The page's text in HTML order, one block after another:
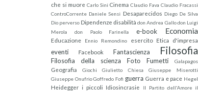
che si muore Carlo Sini Cinema Claudio Fava Claudio Fracassi
ControCorrente Daniele Sensi Desaparecidos Diego De Silva
Dio perverso Dipendenze disabilità don Andrea Gallo don Luigi
Merola
don Paolo Farinella e-book Economia
Educazione Ennio Remondino esercito Etica d'impresa
eventi Facebook Fantascienza Filosofia
Filosofia della scienza Foto Fumetti Galapagos
Geografia Giochi Giulietto Chiesa
Giuseppe Miserotti
Giuseppe Onufrio Goffredo Fofi guerra Guerra e pace Hegel
Heidegger i piccoli Idiosincrasie Il Partito dell'Amore il